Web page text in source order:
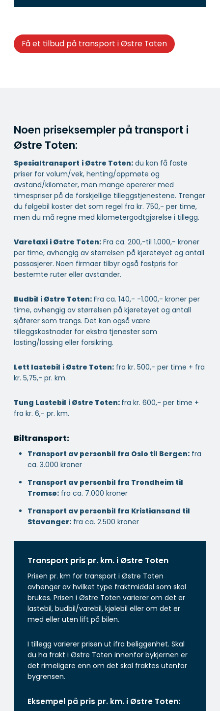
Få et tilbud på transport i Østre Toten
Noen priseksempler på transport i
Østre Toten:
Spesialtransport i Østre Toten: du kan få faste
priser for volum/vek, henting/oppmøte og
avstand/kilometer, men mange opererer med
timespriser på de forskjellige tilleggstjenestene. Trenger
du følgebil koster det som regel fra kr. 750,- per time,
men du må regne med kilometergodtgjørelse i tillegg.
Varetaxi i Østre Toten: Fra ca. 200,-til 1.000,- kroner
per time, avhengig av størrelsen på kjøretøyet og antall
passasjerer. Noen firmaer tilbyr også fastpris for
bestemte ruter eller avstander.
Budbil i Østre Toten: Fra ca. 140,- -1.000,- kroner per
time, avhengig av størrelsen på kjøretøyet og antall
sjåfører som trengs. Det kan også være
tilleggskostnader for ekstra tjenester som
lasting/lossing eller forsikring.
Lett lastebil i Østre Toten: fra kr. 500,- per time + fra
kr. 5,75,- pr. km.
Tung Lastebil i Østre Toten: fra kr. 600,- per time +
fra kr. 6,- pr. km.
Biltransport:
Transport av personbil fra Oslo til Bergen: fra
ca. 3.000 kroner
Transport av personbil fra Trondheim til
Tromsø: fra ca. 7.000 kroner
Transport av personbil fra Kristiansand til
Stavanger: fra ca. 2.500 kroner
Transport pris pr. km. i Østre Toten
Prisen pr. km for transport i Østre Toten
avhenger av hvilket type fraktmiddel som skal
brukes. Prisen i Østre Toten varierer om det er
lastebil, budbil/varebil, kjølebil eller om det er
med eller uten lift på bilen.
I tillegg varierer prisen ut ifra beliggenhet. Skal
du ha frakt i Østre Toten innenfor bykjernen er
det rimeligere enn om det skal fraktes utenfor
bygrensen.
Eksempel på pris pr. km. i Østre Toten: